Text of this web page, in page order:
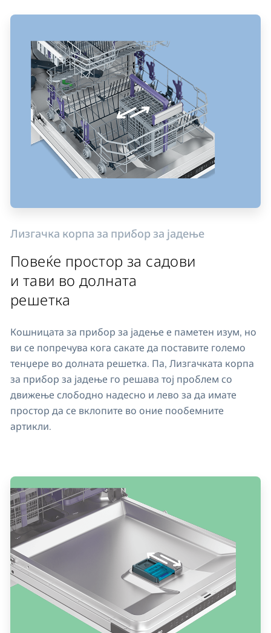
Лизгачка корпа за прибор за јадење
Повеќе простор за садови
и тави во долната
решетка
Кошницата за прибор за јадење е паметен изум, но
ви се попречува кога сакате да поставите големо
тенџере во долната решетка. Па, Лизгачката корпа
за прибор за јадење го решава тој проблем со
движење слободно надесно и лево за да имате
простор да се вклопите во оние пообемните
артикли.